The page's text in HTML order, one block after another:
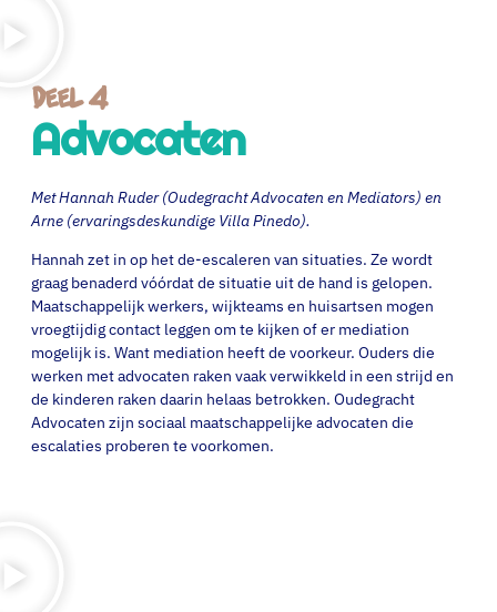
Deel 4
Advocaten
Met Hannah Ruder (Oudegracht Advocaten en Mediators) en
Arne (ervaringsdeskundige Villa Pinedo).
Hannah zet in op het de-escaleren van situaties. Ze wordt
graag benaderd vóórdat de situatie uit de hand is gelopen.
Maatschappelijk werkers, wijkteams en huisartsen mogen
vroegtijdig contact leggen om te kijken of er mediation
mogelijk is. Want mediation heeft de voorkeur. Ouders die
werken met advocaten raken vaak verwikkeld in een strijd en
de kinderen raken daarin helaas betrokken. Oudegracht
Advocaten zijn sociaal maatschappelijke advocaten die
escalaties proberen te voorkomen.